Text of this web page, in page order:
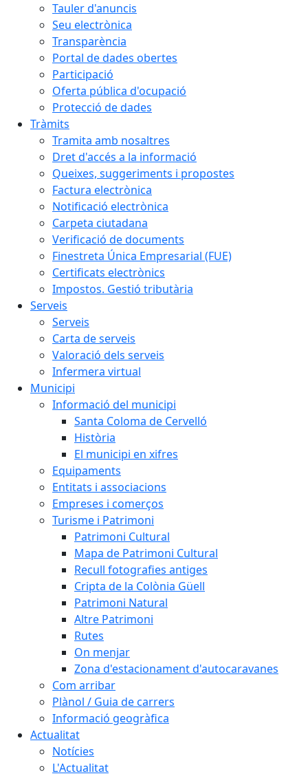
Tauler d'anuncis
Seu electrònica
Transparència
Portal de dades obertes
Participació
Oferta pública d'ocupació
Protecció de dades
Tràmits
Tramita amb nosaltres
Dret d'accés a la informació
Queixes, suggeriments i propostes
Factura electrònica
Notificació electrònica
Carpeta ciutadana
Verificació de documents
Finestreta Única Empresarial (FUE)
Certificats electrònics
Impostos. Gestió tributària
Serveis
Serveis
Carta de serveis
Valoració dels serveis
Infermera virtual
Municipi
Informació del municipi
Santa Coloma de Cervelló
Història
El municipi en xifres
Equipaments
Entitats i associacions
Empreses i comerços
Turisme i Patrimoni
Patrimoni Cultural
Mapa de Patrimoni Cultural
Recull fotografies antiges
Cripta de la Colònia Güell
Patrimoni Natural
Altre Patrimoni
Rutes
On menjar
Zona d'estacionament d'autocaravanes
Com arribar
Plànol / Guia de carrers
Informació geogràfica
Actualitat
Notícies
L'Actualitat